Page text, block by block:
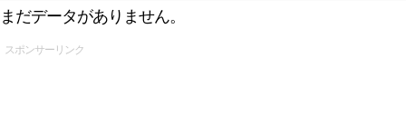
まだデータがありません。
スポンサーリンク